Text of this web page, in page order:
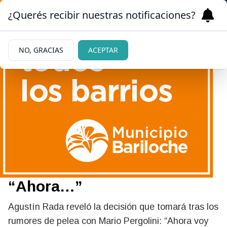
La drástica decisión de
Agustín Rada tras cruzarse
con Mario Pergolini:
“Ahora…”
Agustín Rada reveló la decisión que tomará tras los
rumores de pelea con Mario Pergolini: “Ahora voy
¿Querés recibir nuestras notificaciones?
NO, GRACIAS ACEPTAR